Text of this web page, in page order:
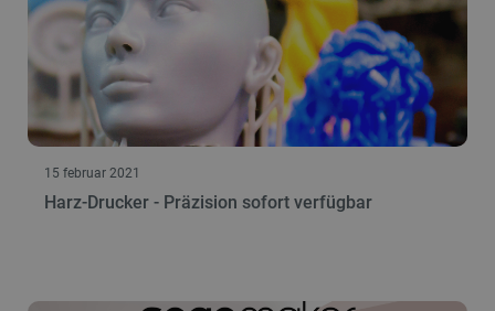
15 februar 2021
Harz-Drucker - Präzision sofort verfügbar